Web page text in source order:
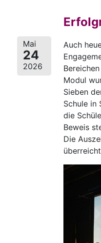
Mai
24
2026
Auch
Modul
Sieben
Schule in
die
Beweis
Die